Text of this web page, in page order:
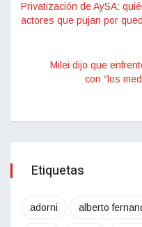
Privatización de AySA:
actores que pujan por
Milei dijo que
con “los
Etiquetas
adorni alberto